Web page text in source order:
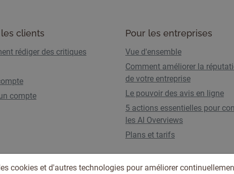
clients
rédiger des critiques
compte
Pour les entreprises
Vue d'ensemble
Comment améliorer la
de votre entreprise
Le pouvoir des avis en ligne
5 actions essentielles pour
les AI Overviews
Plans et tarifs
cookies et d'autres technologies pour améliorer